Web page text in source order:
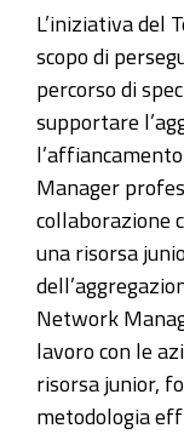
L’iniziativa del
scopo di
percorso di
supportare
Manager
collaborazione
una risorsa
Network
lavoro con le
risorsa junior,
metodologia